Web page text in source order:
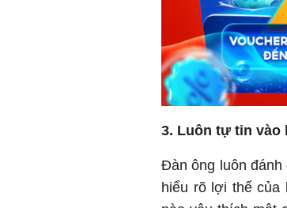
3. Luôn tự tin vào
Đàn ông luôn
hiểu rõ lợi thế của